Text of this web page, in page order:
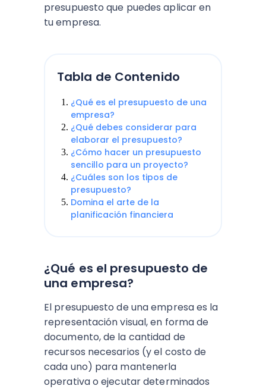
presupuesto que puedes aplicar en
tu empresa.
Tabla de Contenido
¿Qué es el presupuesto de una
empresa?
¿Qué debes considerar para
elaborar el presupuesto?
¿Cómo hacer un presupuesto
sencillo para un proyecto?
¿Cuáles son los tipos de
presupuesto?
Domina el arte de la
planificación financiera
¿Qué es el presupuesto de
una empresa?
El presupuesto de una empresa es la
representación visual, en forma de
documento, de la cantidad de
recursos necesarios (y el costo de
cada uno) para mantenerla
operativa o ejecutar determinados